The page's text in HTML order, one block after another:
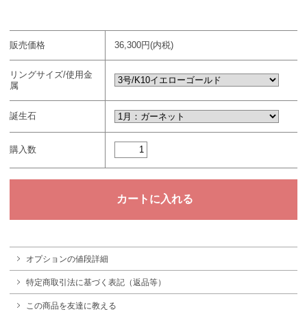
販売価格 36,300円(内税)
リングサイズ/使用金
属
誕生石
購入数
オプションの値段詳細
特定商取引法に基づく表記（返品等）
この商品を友達に教える